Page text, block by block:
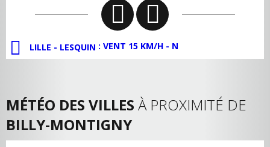
LILLE - LESQUIN : VENT 15 KM/H - N
MÉTÉO DES VILLES À PROXIMITÉ DE
BILLY-MONTIGNY